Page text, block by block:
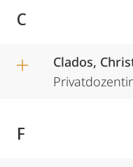
C
Clados,
F